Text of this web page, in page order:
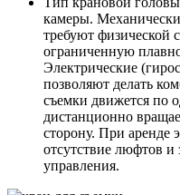
камеры.
требуют физической
ограниченную
Электрические
позволяют делать
съемки движется по
дистанционно
сторону. При аренде
отсутствие люфтов и
управления.